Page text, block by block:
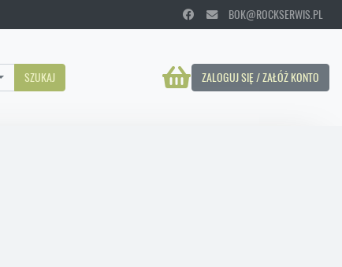
BOK@ROCKSERWIS.PL
ZALOGUJ SIĘ / ZAŁÓŻ KONTO
SZUKAJ